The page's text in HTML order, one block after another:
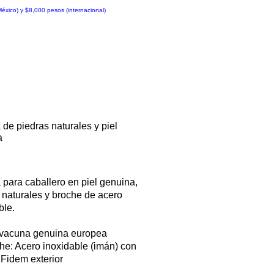
y $8,000 pesos (internacional)
de piedras naturales y piel
para caballero en piel genuina,
y broche de acero
genuina europea
Acero inoxidable (imán) con
exterior